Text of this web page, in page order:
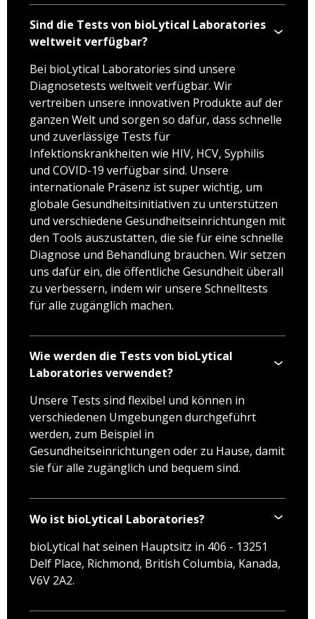
Sind die Tests von bioLytical Laboratories
weltweit verfügbar?
Bei bioLytical Laboratories sind unsere
Diagnosetests weltweit verfügbar. Wir
vertreiben unsere innovativen Produkte auf der
ganzen Welt und sorgen so dafür, dass schnelle
und zuverlässige Tests für
Infektionskrankheiten wie HIV, HCV, Syphilis
und COVID-19 verfügbar sind. Unsere
internationale Präsenz ist super wichtig, um
globale Gesundheitsinitiativen zu unterstützen
und verschiedene Gesundheitseinrichtungen mit
den Tools auszustatten, die sie für eine schnelle
Diagnose und Behandlung brauchen. Wir setzen
uns dafür ein, die öffentliche Gesundheit überall
zu verbessern, indem wir unsere Schnelltests
für alle zugänglich machen.
Wie werden die Tests von bioLytical
Laboratories verwendet?
Unsere Tests sind flexibel und können in
verschiedenen Umgebungen durchgeführt
werden, zum Beispiel in
Gesundheitseinrichtungen oder zu Hause, damit
sie für alle zugänglich und bequem sind.
Wo ist bioLytical Laboratories?
bioLytical hat seinen Hauptsitz in 406 - 13251
Delf Place, Richmond, British Columbia, Kanada,
V6V 2A2.